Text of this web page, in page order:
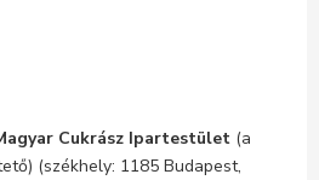
Cukrász Ipartestület(a
(székhely: 1185 Budapest,